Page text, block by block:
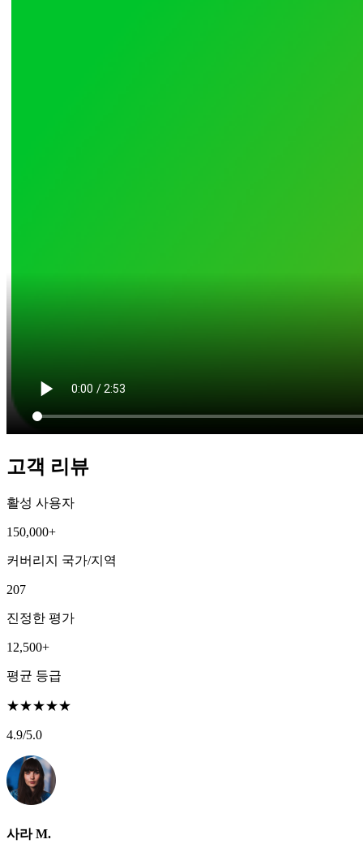
고객 리뷰
활성 사용자
150,000+
커버리지 국가/지역
207
진정한 평가
12,500+
평균 등급
★★★★★
4.9/5.0
사라 M.